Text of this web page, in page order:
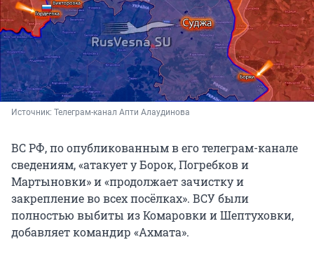
Источник: Телеграм-канал Апти Алаудинова
ВС РФ, по опубликованным в его телеграм-канале
сведениям, «атакует у Борок, Погребков и
Мартыновки» и «продолжает зачистку и
закрепление во всех посёлках». ВСУ были
полностью выбиты из Комаровки и Шептуховки,
добавляет командир «Ахмата».